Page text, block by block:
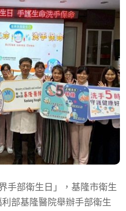
手部衛生日」，基隆市衛生
部基隆醫院舉辦手部衛生